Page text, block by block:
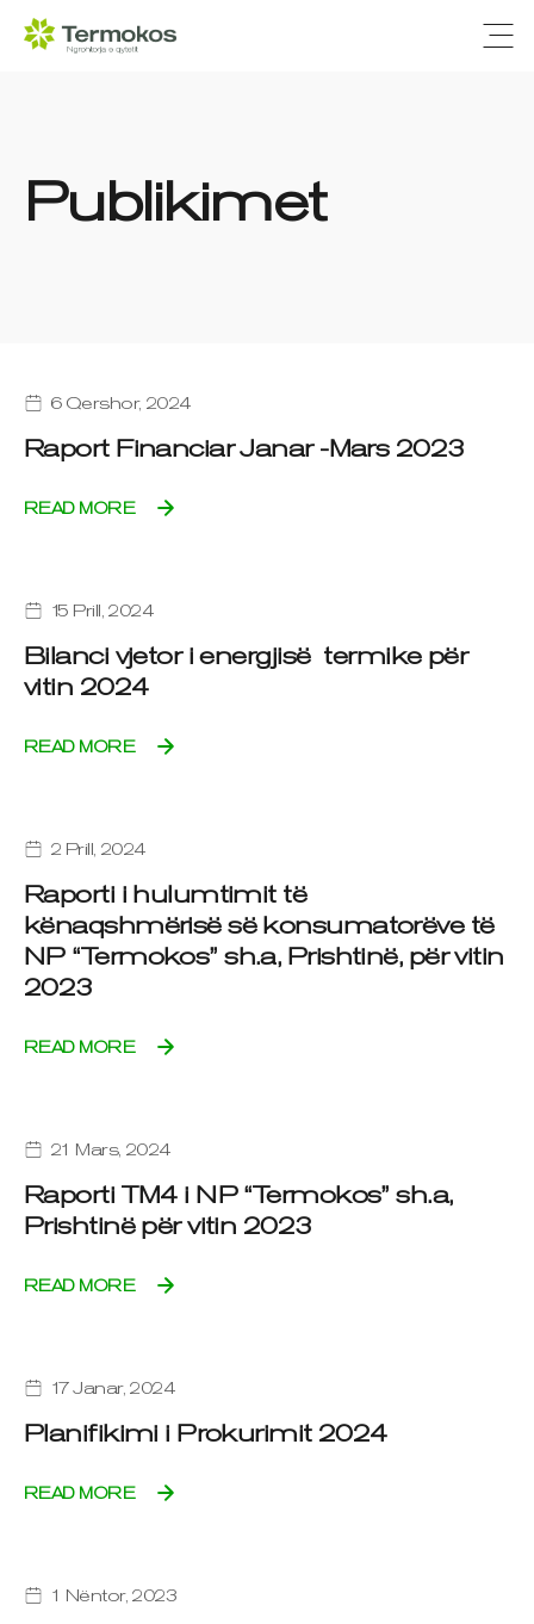
Publikimet
6 Qershor, 2024
Raport Financiar Janar -Mars 2023
READ MORE
15 Prill, 2024
Bilanci vjetor i energjisë termike për
vitin 2024
READ MORE
2 Prill, 2024
Raporti i hulumtimit të
kënaqshmërisë së konsumatorëve të
NP “Termokos” sh.a, Prishtinë, për vitin
2023
READ MORE
21 Mars, 2024
Raporti TM4 i NP “Termokos” sh.a,
Prishtinë për vitin 2023
READ MORE
17 Janar, 2024
Planifikimi i Prokurimit 2024
READ MORE
1 Nëntor, 2023